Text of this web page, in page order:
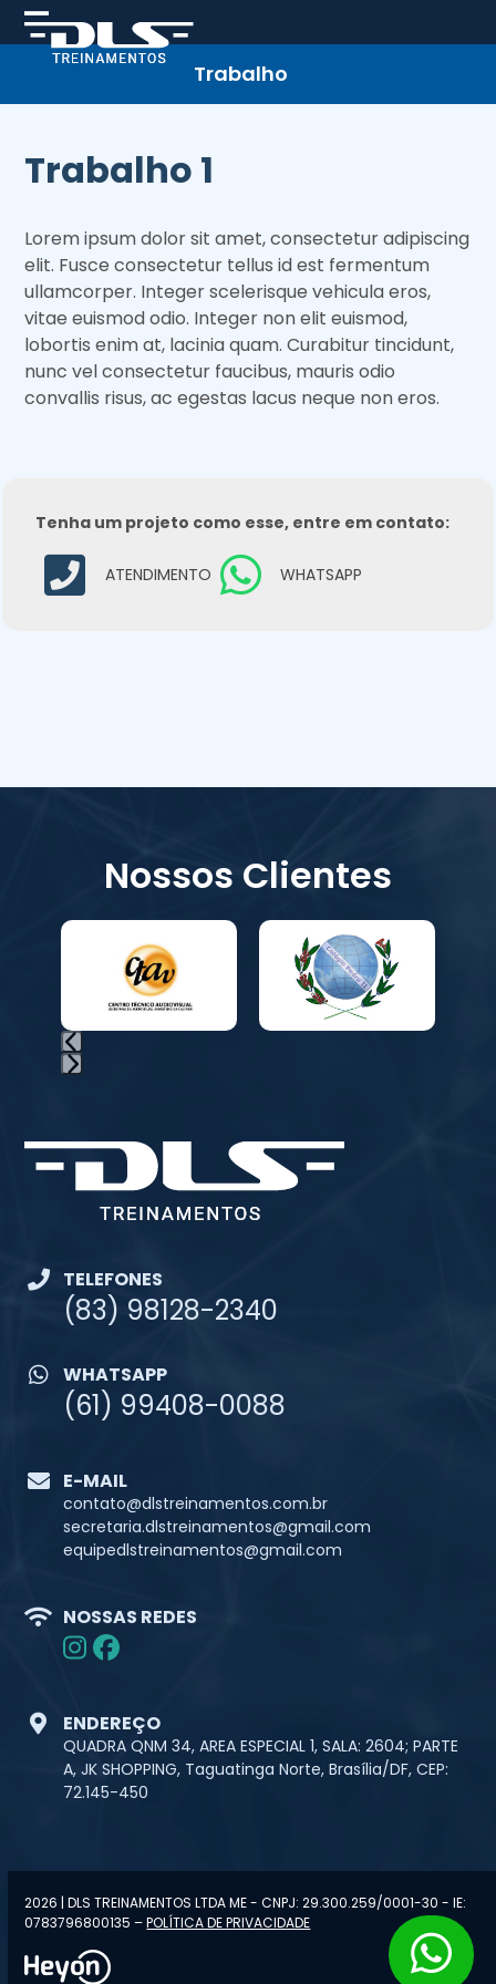
Skip
to
content
Trabalho
Trabalho 1
Lorem ipsum dolor sit amet, consectetur adipiscing
elit. Fusce consectetur tellus id est fermentum
ullamcorper. Integer scelerisque vehicula eros,
vitae euismod odio. Integer non elit euismod,
lobortis enim at, lacinia quam. Curabitur tincidunt,
nunc vel consectetur faucibus, mauris odio
convallis risus, ac egestas lacus neque non eros.
Tenha um projeto como esse, entre em contato:
ATENDIMENTO WHATSAPP
Nossos Clientes
TELEFONES
(83) 98128-2340
WHATSAPP
(61) 99408-0088
E-MAIL
contato@dlstreinamentos.com.br
secretaria.dlstreinamentos@gmail.com
equipedlstreinamentos@gmail.com
NOSSAS REDES
ENDEREÇO
QUADRA QNM 34, AREA ESPECIAL 1, SALA: 2604; PARTE
A, JK SHOPPING, Taguatinga Norte, Brasília/DF, CEP:
72.145-450
2026 | DLS TREINAMENTOS LTDA ME - CNPJ: 29.300.259/0001-30 - IE:
0783796800135 –POLÍTICA DE PRIVACIDADE